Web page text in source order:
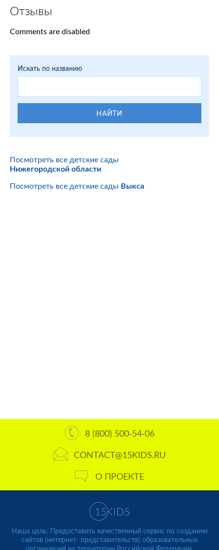
Отзывы
Comments are disabled
Искать по названию
НАЙТИ
Посмотреть все детские сады
Нижегородской области
Посмотреть все детские сады Выкса
8 (800) 500-54-06
CONTACT@15KIDS.RU
О ПРОЕКТЕ
Наша цель: Предоставить качественный сервис по созданию
сайтов (интернет- представительств) образовательных
организаций на территории Российской Федерации.